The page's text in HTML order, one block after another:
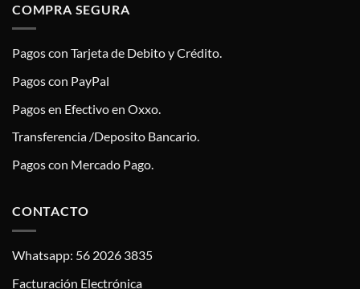
COMPRA SEGURA
Pagos con Tarjeta de Debito y Crédito.
Pagos con PayPal
Pagos en Efectivo en Oxxo.
Transferencia /Deposito Bancario.
Pagos con Mercado Pago.
CONTACTO
Whatsapp: 56 2026 3835
Facturación Electrónica